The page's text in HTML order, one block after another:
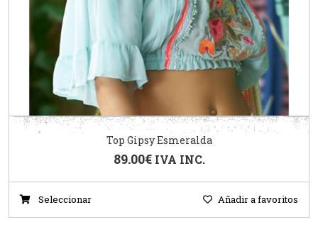
Top Gipsy Esmeralda
89.00€ IVA INC.
Seleccionar Añadir a favoritos